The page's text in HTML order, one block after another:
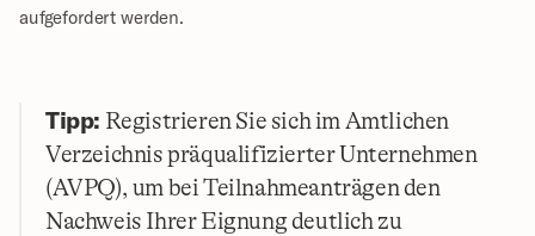
aufgefordert werden.
Tipp: Registrieren Sie sich im Amtlichen
Verzeichnis präqualifizierter Unternehmen
(AVPQ), um bei Teilnahmeanträgen den
Nachweis Ihrer Eignung deutlich zu